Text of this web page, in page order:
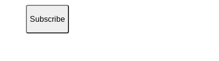
Subscribe